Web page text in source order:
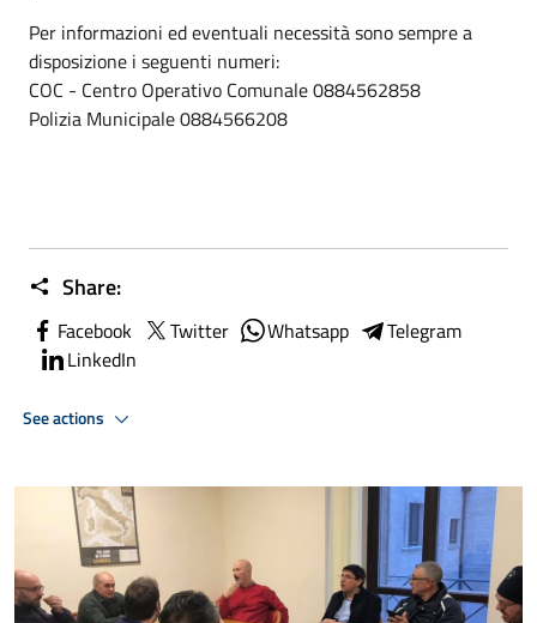
Per informazioni ed eventuali necessità sono sempre a
disposizione i seguenti numeri:
COC - Centro Operativo Comunale 0884562858
Polizia Municipale 0884566208
Share:
Facebook Twitter Whatsapp
Telegram
LinkedIn
See actions